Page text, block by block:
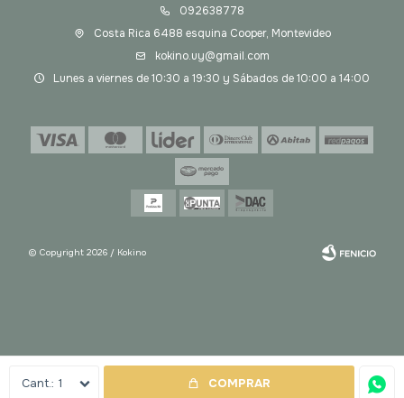
1 COMPRAR
092638778
Costa Rica 6488 esquina Cooper, Montevideo
kokino.uy@gmail.com
Lunes a viernes de 10:30 a 19:30 y Sábados de 10:00 a 14:00
© Copyright 2026 / Kokino